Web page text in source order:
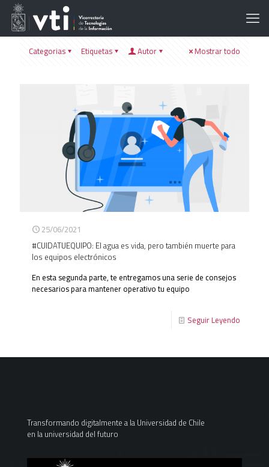
Categorias Etiquetas Autor Mostrar todo
25/06/2021
#CUIDATUEQUIPO: El agua es vida, pero también muerte para
los equipos electrónicos
En esta segunda parte, te entregamos una serie de consejos
necesarios para mantener operativo tu equipo
Seguir Leyendo
Transformando digitalmente a la Universidad de Chile
en la universidad del futuro